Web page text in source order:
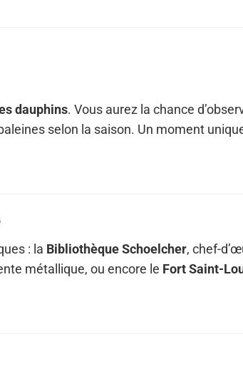
dauphins. Vous aurez la chance
selon la saison. Un moment
: la Bibliothèque Schoelcher, chef-
métallique, ou encore le Fort Saint-